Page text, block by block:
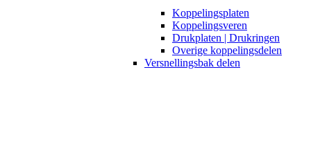
Koppelingsplaten
Koppelingsveren
Drukplaten | Drukringen
Overige koppelingsdelen
Versnellingsbak delen